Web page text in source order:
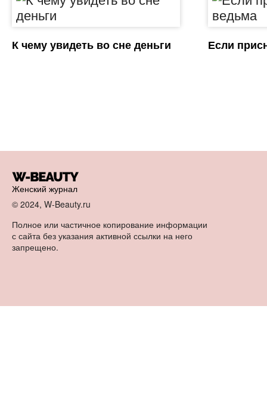
К чему увидеть во сне деньги Если
Женский журнал
© 2024, W-Beauty.ru
Полное или частичное копирование информации
с сайта без указания активной ссылки на него
запрещено.